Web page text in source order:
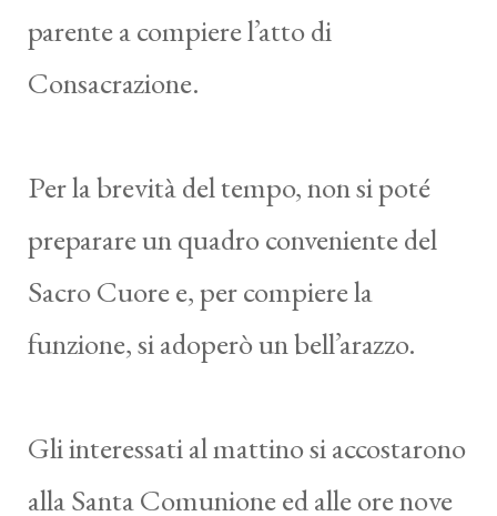
parente a compiere l’atto di
Consacrazione.
Per la brevità del tempo, non si poté
preparare un quadro conveniente del
Sacro Cuore e, per compiere la
funzione, si adoperò un bell’arazzo.
Gli interessati al mattino si accostarono
alla Santa Comunione ed alle ore nove